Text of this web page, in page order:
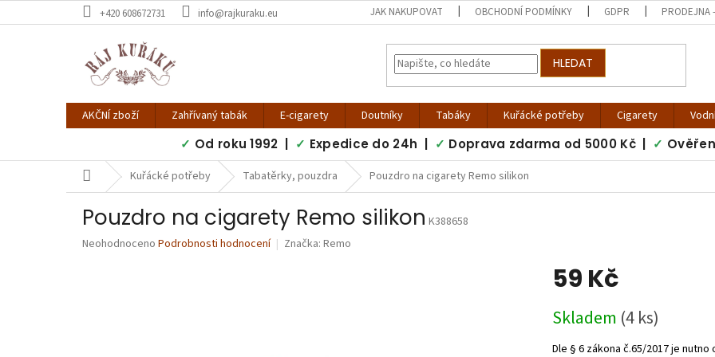
na
+420 608672731 info@rajkuraku.eu JAK NAKUPOVAT OBCHODNÍ PODMÍNKY GDPR PRODEJNA
HLEDAT
AKČNÍ zboží Zahřívaný tabák E-cigarety Doutníky Tabáky Kuřácké potřeby Cigarety
✓ Od roku 1992 | ✓ Expedice do 24h | ✓ Doprava zdarma od 5000 Kč | ✓
Domů Kuřácké potřeby Tabatěrky, pouzdra Pouzdro na cigarety Remo silikon
Pouzdro na cigarety Remo silikon K388658
Průměrné
Neohodnoceno Podrobnosti hodnocení Značka: Remo
59 Kč
cena:
Skladem (4 ks)